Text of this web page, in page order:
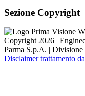
Sezione Copyright
Copyright 2026 |
Parma S.p.A. |
Disclaimer trattamento